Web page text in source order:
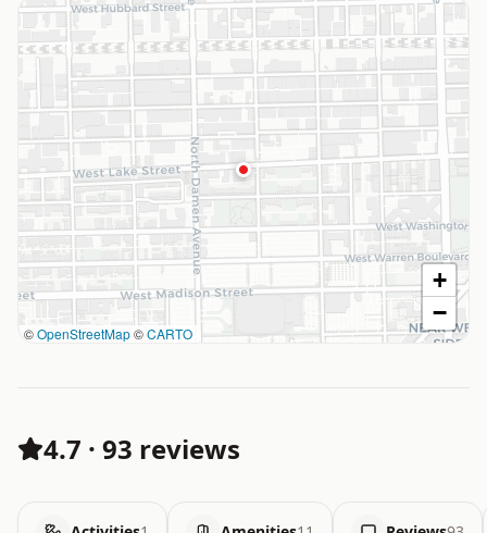
©OpenStreetMap©CARTO
+
−
4.7 · 93 reviews